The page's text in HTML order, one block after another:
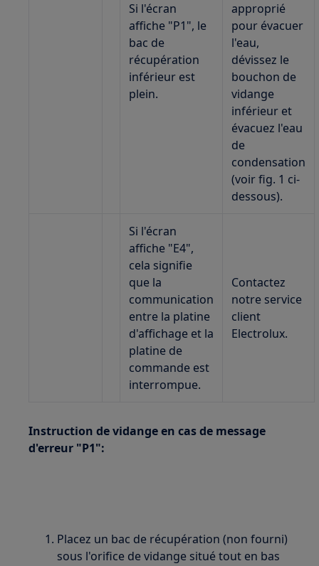
Si l'écran
affiche "P1", le
bac de
récupération
inférieur est
plein.
approprié
pour évacuer
l'eau,
dévissez le
bouchon de
vidange
inférieur et
évacuez l'eau
de
condensation
(voir fig. 1 ci-
dessous).
Si l'écran
affiche "E4",
cela signifie
que la
communication
entre la platine
d'affichage et la
platine de
commande est
interrompue.
Contactez
notre service
client
Electrolux.
Instruction de vidange en cas de message
d'erreur "P1":
Placez un bac de récupération (non fourni)
sous l'orifice de vidange situé tout en bas